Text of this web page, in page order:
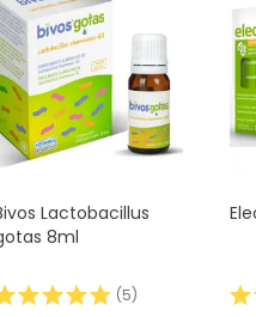
Lactobacillus
8ml
(5)